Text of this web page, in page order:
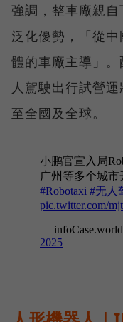
強調，整車廠親
泛化優勢，「從
體的車廠主導」
人駕駛出行試營
至全國及全球。